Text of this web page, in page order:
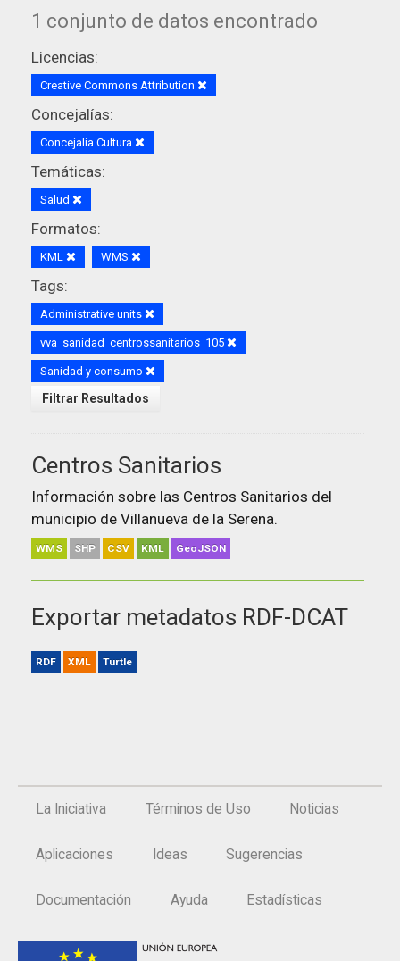
1 conjunto de datos encontrado
Licencias:
Creative Commons Attribution
Concejalías:
Concejalía Cultura
Temáticas:
Salud
Formatos:
KML WMS
Tags:
Administrative units
vva_sanidad_centrossanitarios_105
Sanidad y consumo
Filtrar Resultados
Centros Sanitarios
Información sobre las Centros Sanitarios del
municipio de Villanueva de la Serena.
WMS SHP CSV KML GeoJSON
Exportar metadatos RDF-DCAT
RDF XML Turtle
La Iniciativa Términos de Uso Noticias
Aplicaciones Ideas Sugerencias
Documentación Ayuda Estadísticas